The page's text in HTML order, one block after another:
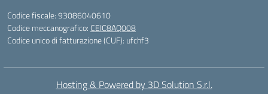
Codice fiscale: 93086040610
Codice meccanografico: CEIC8AQ008
Codice unico di fatturazione (CUF): ufchf3
Hosting & Powered by 3D Solution S.r.l.